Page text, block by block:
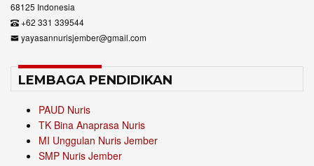
68125 Indonesia
+62 331 339544
yayasannurisjember@gmail.com
LEMBAGA PENDIDIKAN
PAUD Nuris
TK Bina Anaprasa Nuris
MI Unggulan Nuris Jember
SMP Nuris Jember